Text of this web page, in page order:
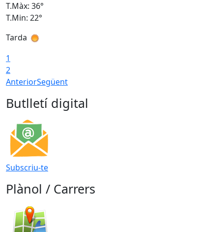
T.Màx: 36°
T.Min: 22°
Tarda
1
2
AnteriorSegüent
Butlletí digital
Subscriu-te
Plànol / Carrers